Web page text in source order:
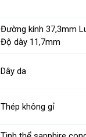
Đường kính 37,3mm
Độ dày 11,7mm
Dây da
Thép không gỉ